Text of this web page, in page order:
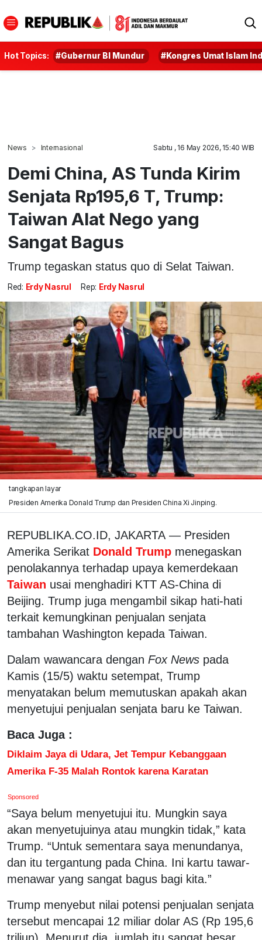
Hot Topics: #Gubernur BI Mundur #Kongres Umat Islam
News Internasional Sabtu , 16 May 2026, 15:40 WIB
Demi China, AS Tunda Kirim
Senjata Rp195,6 T, Trump:
Taiwan Alat Nego yang
Sangat Bagus
Trump tegaskan status quo di Selat Taiwan.
Red: Erdy Nasrul Rep: Erdy Nasrul
tangkapan layar
Presiden Amerika Donald Trump dan Presiden China Xi Jinping.
REPUBLIKA.CO.ID, JAKARTA — Presiden
Amerika Serikat Donald Trump menegaskan
penolakannya terhadap upaya kemerdekaan
Taiwan usai menghadiri KTT AS-China di
Beijing. Trump juga mengambil sikap hati-hati
terkait kemungkinan penjualan senjata
tambahan Washington kepada Taiwan.
Dalam wawancara dengan Fox News pada
Kamis (15/5) waktu setempat, Trump
menyatakan belum memutuskan apakah akan
menyetujui penjualan senjata baru ke Taiwan.
Baca Juga :
Diklaim Jaya di Udara, Jet Tempur Kebanggaan
Amerika F-35 Malah Rontok karena Karatan
Sponsored
“Saya belum menyetujui itu. Mungkin saya
akan menyetujuinya atau mungkin tidak,” kata
Trump. “Untuk sementara saya menundanya,
dan itu tergantung pada China. Ini kartu tawar-
menawar yang sangat bagus bagi kita.”
Trump menyebut nilai potensi penjualan senjata
tersebut mencapai 12 miliar dolar AS (Rp 195,6